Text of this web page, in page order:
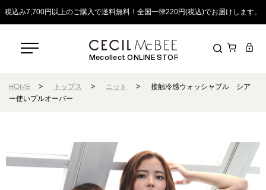
税込み7,700円以上のご購入で送料無料！全国一律220円(税込)でお届けします。
Mecollect ONLINE STORE
HOME > トップス > ニット >
接触冷感ウォッシャブル シア
ー使いプルオーバー